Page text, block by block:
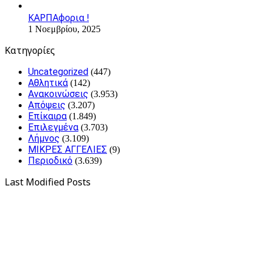
ΚΑΡΠΑφορια !
1 Νοεμβρίου, 2025
Kατηγορίες
Uncategorized (447)
Αθλητικά (142)
Ανακοινώσεις (3.953)
Απόψεις (3.207)
Επίκαιρα (1.849)
Επιλεγμένα (3.703)
Λήμνος (3.109)
ΜΙΚΡΕΣ ΑΓΓΕΛΙΕΣ (9)
Περιοδικό (3.639)
Last Modified Posts